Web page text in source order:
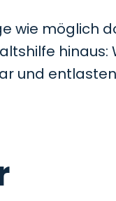
wie möglich
und